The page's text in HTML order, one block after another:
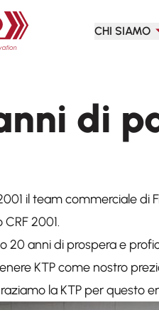
CHI SIAMO
di
il team commerciale di
CRF 2001.
20 anni di prospera e
KTP come nostro
la KTP per questo